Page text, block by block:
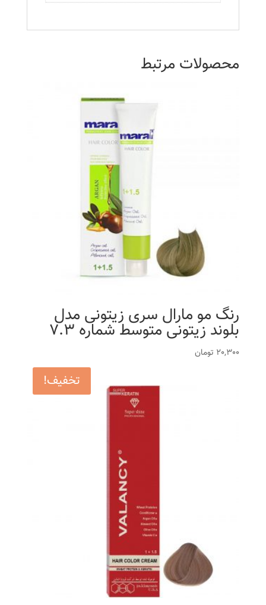
محصولات مرتبط
رنگ مو مارال سری زیتونی مدل
بلوند زیتونی متوسط شماره 7.3
20,300 تومان
تخفیف!